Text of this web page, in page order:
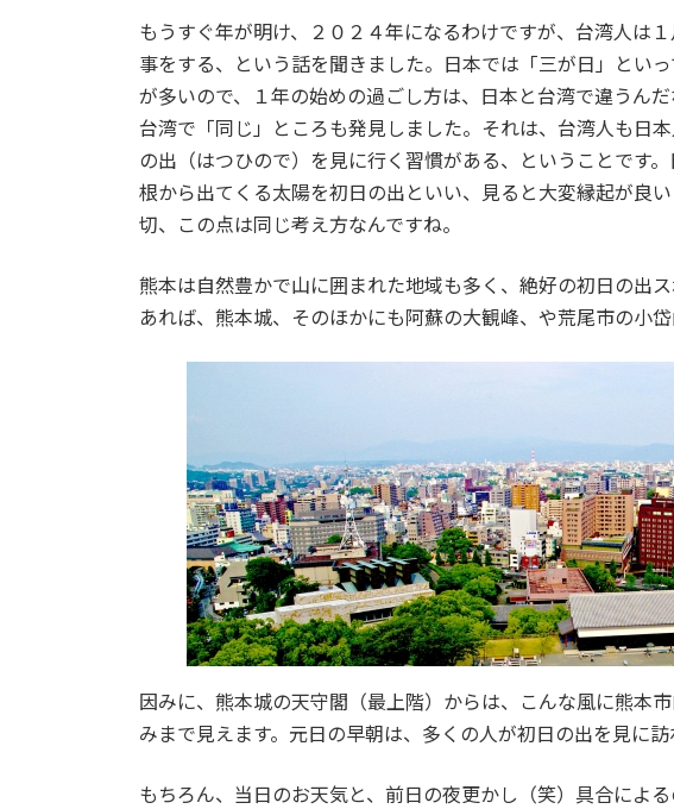
もうすぐ年が明け、２０２４年になるわけですが、台湾人は
事をする、という話を聞きました。日本では「三が日」とい
が多いので、１年の始めの過ごし方は、日本と台湾で違うん
台湾で「同じ」ところも発見しました。それは、台湾人も日
の出（はつひので）を見に行く習慣がある、ということです
根から出てくる太陽を初日の出といい、見ると大変縁起が良
切、この点は同じ考え方なんですね。
熊本は自然豊かで山に囲まれた地域も多く、絶好の初日の出
あれば、熊本城、そのほかにも阿蘇の大観峰、や荒尾市の小岱
因みに、熊本城の天守閣（最上階）からは、こんな風に熊本
みまで見えます。元日の早朝は、多くの人が初日の出を見に訪
もちろん、当日のお天気と、前日の夜更かし（笑）具合によ